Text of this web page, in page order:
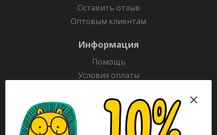
Оставить отзыв
Оптовым клиентам
Информация
Помощь
Условия оплаты
Гарантия на товар
Раскраски
Рекламодателям